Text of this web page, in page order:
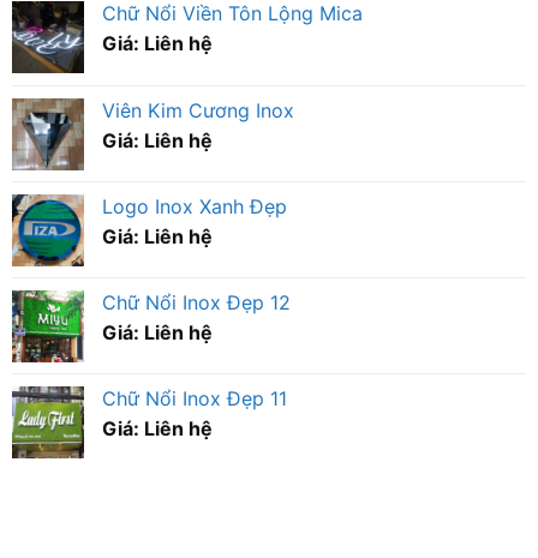
Chữ Nổi Viền Tôn Lộng Mica
Giá: Liên hệ
Viên Kim Cương Inox
Giá: Liên hệ
Logo Inox Xanh Đẹp
Giá: Liên hệ
Chữ Nổi Inox Đẹp 12
Giá: Liên hệ
Chữ Nổi Inox Đẹp 11
Giá: Liên hệ